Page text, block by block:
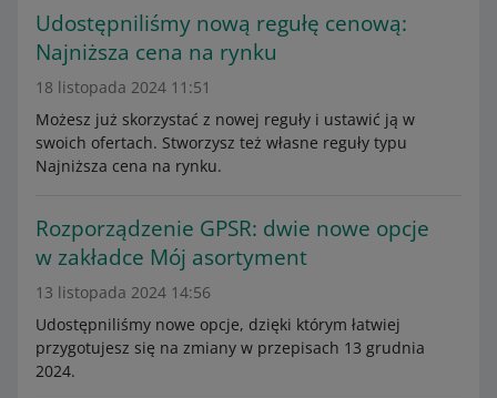
Udostępniliśmy nową regułę cenową:
Najniższa cena na rynku
18 listopada 2024 11:51
Możesz już skorzystać z nowej reguły i ustawić ją w
swoich ofertach. Stworzysz też własne reguły typu
Najniższa cena na rynku.
Rozporządzenie GPSR: dwie nowe opcje
w zakładce Mój asortyment
13 listopada 2024 14:56
Udostępniliśmy nowe opcje, dzięki którym łatwiej
przygotujesz się na zmiany w przepisach 13 grudnia
2024.